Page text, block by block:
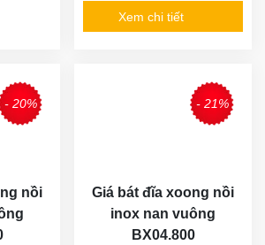
Xem chi tiết
- 20%
nồi
- 21%
Giá bát đĩa xoong nồi
inox nan vuông
BX04.800